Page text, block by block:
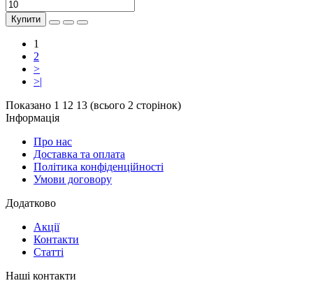
Купити
1
2
>
>|
Показано 1 12 13 (всього 2 сторінок)
Інформація
Про нас
Доставка та оплата
Політика конфіденційності
Умови договору
Додатково
Акції
Контакти
Статті
Наші контакти